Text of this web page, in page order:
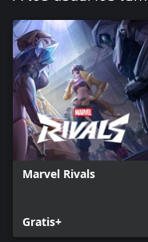
Marvel Rivals
Gratis+